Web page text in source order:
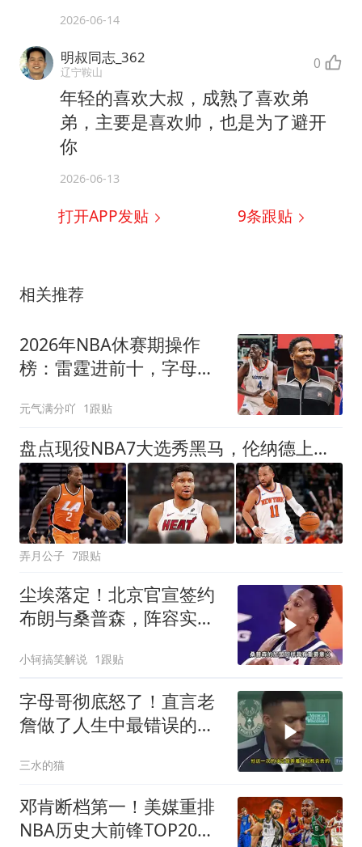
2026-06-14
明叔同志_362
辽宁鞍山 0
年轻的喜欢大叔，成熟了喜欢弟
弟，主要是喜欢帅，也是为了避开
你
2026-06-13
打开APP发贴 9条跟贴
相关推荐
2026年NBA休赛期操作
榜：雷霆进前十，字母哥
元气满分吖 1跟贴
盘点现役NBA7大选秀黑马，伦纳德上榜，字母哥在列，第1无悬念
弄月公子 7跟贴
尘埃落定！北京官宣签约
布朗与桑普森，阵容实力
小轲搞笑解说 1跟贴
字母哥彻底怒了！直言老
詹做了人生中最错误的决
三水的猫
邓肯断档第一！美媒重排
NBA历史大前锋TOP20：